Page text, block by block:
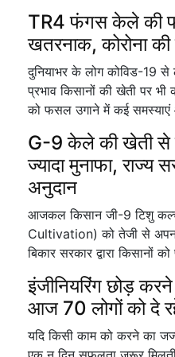
TR4 फंगस केले की
खतरनाक, कोरोना
दुनियाभर के लोग कोविड-19
प्रभाव किसानों की खेती पर
को फसल उगाने में कई
G-9 केले की खेती से
ज्यादा मुनाफा, राज्य
अनुदान
आजकल किसान जी-9 टिशु
Cultivation) को तेजी से
बिकार सरकार द्वारा किसानों
इंजीनियरिंग छोड़
आज 70 लोगों को दे
यदि किसी काम को करने का